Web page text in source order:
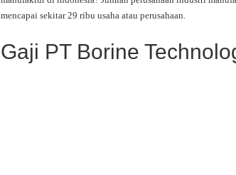
mencapai sekitar 29 ribu usaha atau perusahaan.
Gaji PT Borine